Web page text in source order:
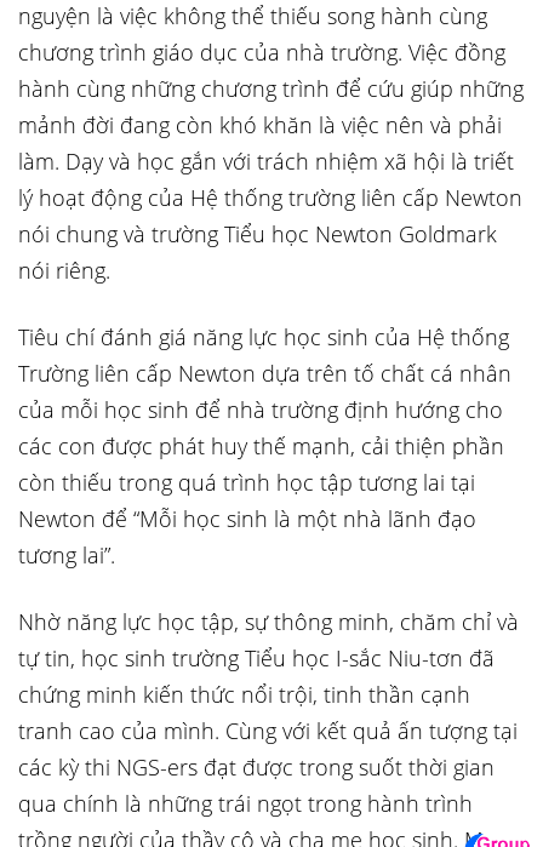
nguyện là việc không thể thiếu song hành cùng
chương trình giáo dục của nhà trường. Việc đồng
hành cùng những chương trình để cứu giúp những
mảnh đời đang còn khó khăn là việc nên và phải
làm. Dạy và học gắn với trách nhiệm xã hội là triết
lý hoạt động của Hệ thống trường liên cấp Newton
nói chung và trường Tiểu học Newton Goldmark
nói riêng.
Tiêu chí đánh giá năng lực học sinh của Hệ thống
Trường liên cấp Newton dựa trên tố chất cá nhân
của mỗi học sinh để nhà trường định hướng cho
các con được phát huy thế mạnh, cải thiện phần
còn thiếu trong quá trình học tập tương lai tại
Newton để “Mỗi học sinh là một nhà lãnh đạo
tương lai”.
Nhờ năng lực học tập, sự thông minh, chăm chỉ và
tự tin, học sinh trường Tiểu học I-sắc Niu-tơn đã
chứng minh kiến thức nổi trội, tinh thần cạnh
tranh cao của mình. Cùng với kết quả ấn tượng tại
các kỳ thi NGS-ers đạt được trong suốt thời gian
qua chính là những trái ngọt trong hành trình
trồng người của thầy cô và cha mẹ học sinh. Mong